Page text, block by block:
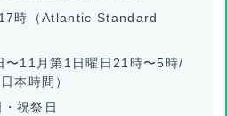
時（Atlantic Standard
〜11月第1日曜日21時〜5時/
本時間）
祝祭日